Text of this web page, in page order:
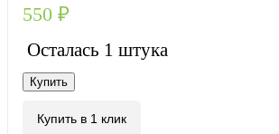
550 ₽
Осталась 1 штука
Купить
Купить в 1 клик